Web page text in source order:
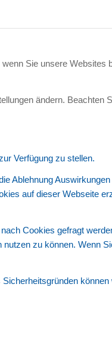
Sie unsere
ändern. Beachten
Verfügung zu stellen.
Ablehnung
auf dieser Webseite
Cookies gefragt
zu können. Wenn